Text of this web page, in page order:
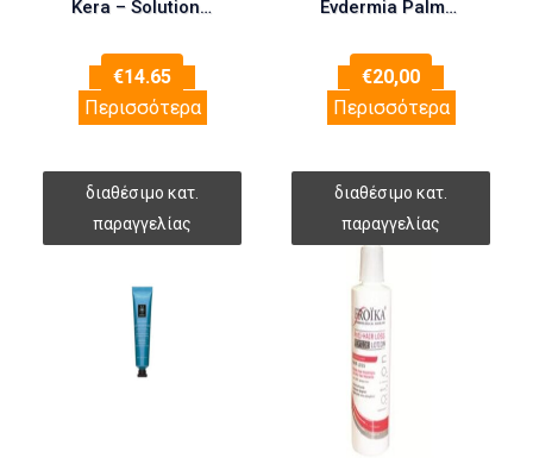
Kera – Solutions Restoring 2min Μάσκα
€14.65
Περισσότερα
Evdermia Palmogen Hair Lotion 50ml
€20,00
Περισσότερα